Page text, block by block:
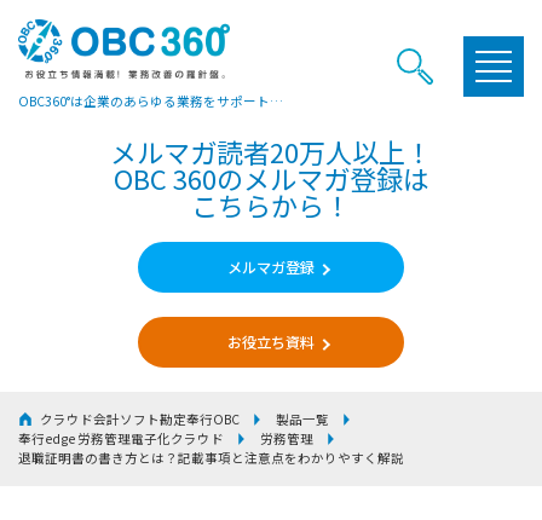
OBC360°は企業のあらゆる業務をサポートするヒントやお役立ち情報をご提供しています
メルマガ読者20万人以上！
OBC 360のメルマガ登録は
こちらから！
メルマガ登録
お役立ち資料
クラウド会計ソフト勘定奉行OBC
製品一覧
奉行edge 労務管理電子化クラウド
労務管理
退職証明書の書き方とは？記載事項と注意点をわかりやすく解説